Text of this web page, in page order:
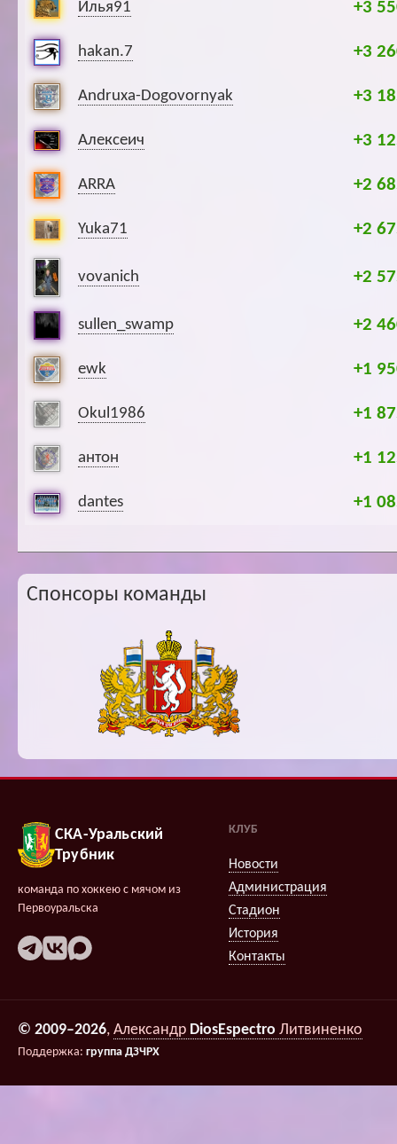
Илья91 +3
hakan.7 +3
Andruxa-Dogovornyak +3
Алексеич +3
ARRA +2
Yuka71 +2
vovanich +2
sullen_swamp +2
ewk +1
Okul1986 +1
антон +1
dantes +1
Спонсоры команды
СКА-Уральский
Трубник
команда по хоккею с мячом из
Первоуральска
КЛУБ
Новости
Администрация
Стадион
История
Контакты
© 2009–2026, Александр DiosEspectro Литвиненко
Поддержка: группа ДЗЧРХ